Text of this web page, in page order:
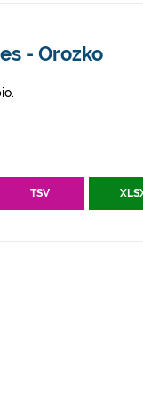
- Orozko
TSV